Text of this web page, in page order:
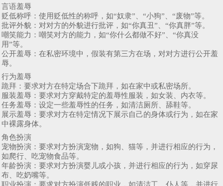
言语羞辱
贬低称呼：使用贬低性的称呼，如“奴隶”、“小狗”、“废物”等。
批评外貌：对对方的外貌进行批评，如“你真丑”、“你真胖”等。
嘲笑能力：嘲笑对方的能力，如“你什么都做不好”、“你真没
用”等。
公开羞辱：在私密环境中，假装有第三方在场，对对方进行公开羞
辱。
行为羞辱
跪拜：要求对方在特定场合下跪拜，如在家中或私密场所。
服装羞辱：要求对方穿戴特定的羞辱性服装，如女装、内衣等。
任务羞辱：设定一些羞辱性的任务，如清洁厕所、舔鞋等。
展示羞辱：要求对方在特定情况下展示自己的身体或行为，如在家
中裸露身体。
角色扮演
宠物扮演：要求对方扮演宠物，如狗、猫等，并进行相应的行为，
如爬行、吃宠物食品等。
年龄扮演：要求对方扮演婴儿或小孩，并进行相应的行为，如穿尿
布、吃奶嘴等。
职业扮演：要求对方扮演低贱的职业，如清洁工、仆人等，并进行